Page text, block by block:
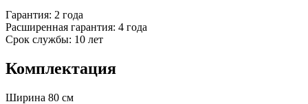
Гарантия: 2 года
Расширенная гарантия: 4 года
Срок службы: 10 лет
Комплектация
Ширина 80 см